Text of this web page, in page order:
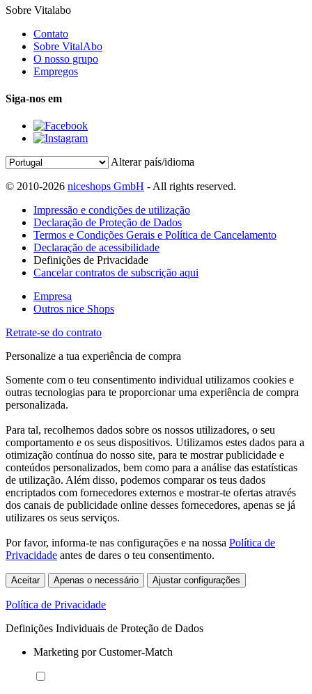
Sobre Vitalabo
Contato
Sobre VitalAbo
O nosso grupo
Empregos
Siga-nos em
Alterar país/idioma
© 2010-2026 niceshops GmbH - All rights reserved.
Impressão e condições de utilização
Declaração de Proteção de Dados
Termos e Condições Gerais e Política de Cancelamento
Declaração de acessibilidade
Definições de Privacidade
Cancelar contratos de subscrição aqui
Empresa
Outros nice Shops
Retrate-se do contrato
Personalize a tua experiência de compra
Somente com o teu consentimento individual utilizamos cookies e
outras tecnologias para te proporcionar uma experiência de compra
personalizada.
Para tal, recolhemos dados sobre os nossos utilizadores, o seu
comportamento e os seus dispositivos. Utilizamos estes dados para a
otimização contínua do nosso site, para te mostrar publicidade e
conteúdos personalizados, bem como para a análise das estatísticas
de utilização. Além disso, podemos comparar os teus dados
encriptados com fornecedores externos e mostrar-te ofertas através
dos canais de publicidade online desses fornecedores, apenas se já
utilizares os seus serviços.
Por favor, informa-te nas configurações e na nossa Política de
Privacidade antes de dares o teu consentimento.
Aceitar Apenas o necessário Ajustar configurações
Política de Privacidade
Definições Individuais de Proteção de Dados
Marketing por Customer-Match